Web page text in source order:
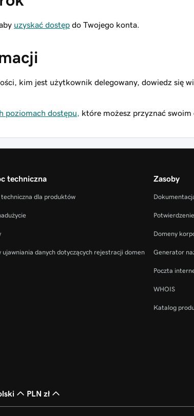
uzyskać dostęp do Twojego konta.
kim jest użytkownik delegowany, dowiedz się
poziomach dostępu, które możesz przyznać swoim
techniczna
techniczna dla produktów
ujawniania danych dotyczących rejestracji domen
Zasoby
Domeny
Generator
Poczta
WHOIS
Katalog
PLN zł